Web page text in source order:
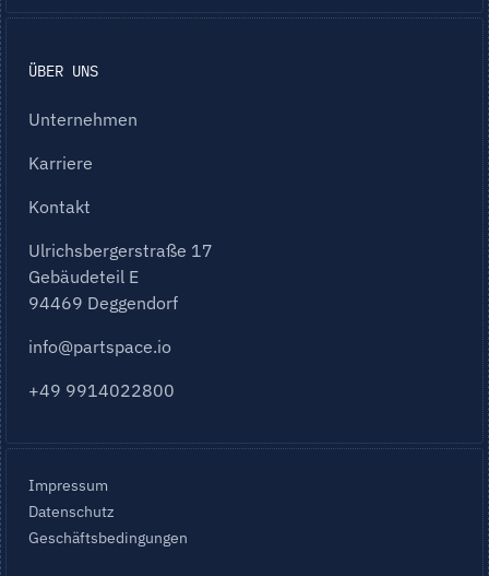
ÜBER UNS
Unternehmen
Karriere
Kontakt
Ulrichsbergerstraße 17
Gebäudeteil E
94469 Deggendorf
info@partspace.io
+49 9914022800
Impressum
Datenschutz
Geschäftsbedingungen